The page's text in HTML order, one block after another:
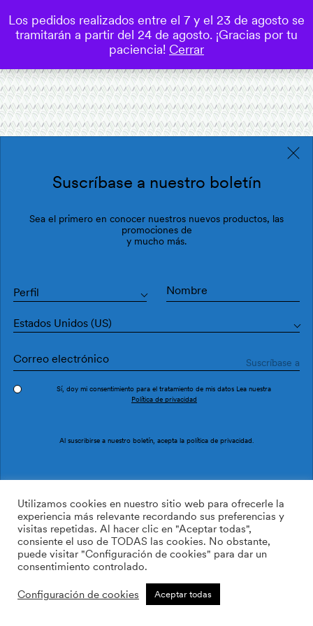
0
Ref. PU2907-5
169.00 $ /roll Cant: Cantidad más
Cantidad menos
Suscríbase a nuestro boletín
Sea el primero en conocer nuestros nuevos productos, las
promociones de
y mucho más.
Perfil
Estados Unidos (US)
Sí, doy mi consentimiento para el tratamiento de mis datos Lea nuestra
Política de privacidad
Al suscribirse a nuestro boletín, acepta la política de privacidad
Utilizamos cookies en nuestro sitio web para ofrecerle la
experiencia más relevante recordando sus preferencias y
visitas repetidas. Al hacer clic en "Aceptar todas",
consiente el uso de TODAS las cookies. No obstante,
puede visitar "Configuración de cookies" para dar un
consentimiento controlado.
Configuración de cookies Aceptar todas
Los pedidos realizados entre el 7 y el 23 de agosto se
tramitarán a partir del 24 de agosto. ¡Gracias por tu
paciencia! Cerrar